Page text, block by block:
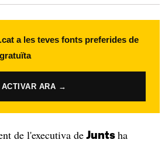
a les teves fonts preferides de
ACTIVAR ARA →
de l'executiva deJunts ha